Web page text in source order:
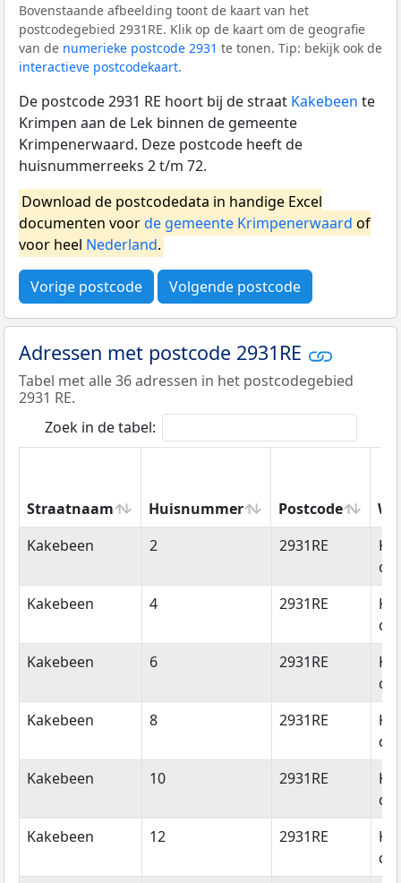
Bovenstaande afbeelding toont de kaart van het
postcodegebied 2931RE. Klik op de kaart om de geografie
van de numerieke postcode 2931 te tonen. Tip: bekijk ook de
interactieve postcodekaart.
De postcode 2931 RE hoort bij de straat Kakebeen te
Krimpen aan de Lek binnen de gemeente
Krimpenerwaard. Deze postcode heeft de
huisnummerreeks 2 t/m 72.
Download de postcodedata in handige Excel
documenten voorde gemeente Krimpenerwaard of
voor heel Nederland.
Vorige postcode Volgende postcode
Adressen met postcode 2931RE
Tabel met alle 36 adressen in het postcodegebied
2931 RE.
Zoek in de tabel:
Straatnaam Huisnummer Postcode
Straatnaam
Huisnummer Postcode
Kakebeen 2 2931RE
de
Kakebeen
4 2931RE
de
Kakebeen
6 2931RE
de
Kakebeen
8 2931RE
de
Kakebeen
10 2931RE
de
Kakebeen
12 2931RE
de